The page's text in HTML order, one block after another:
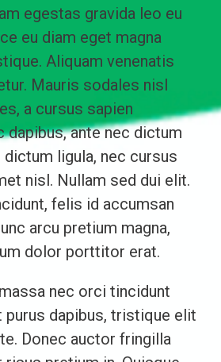
egestas gravida leo eu
eu diam eget magna
Aliquam venenatis
Mauris sodales nisl
a cursus sapien
dapibus, ante nec dictum
ligula, nec cursus
nisl. Nullam sed dui elit.
felis id accumsan
arcu pretium magna,
dolor porttitor erat.
nec orci tincidunt
purus dapibus, tristique elit
Donec auctor fringilla